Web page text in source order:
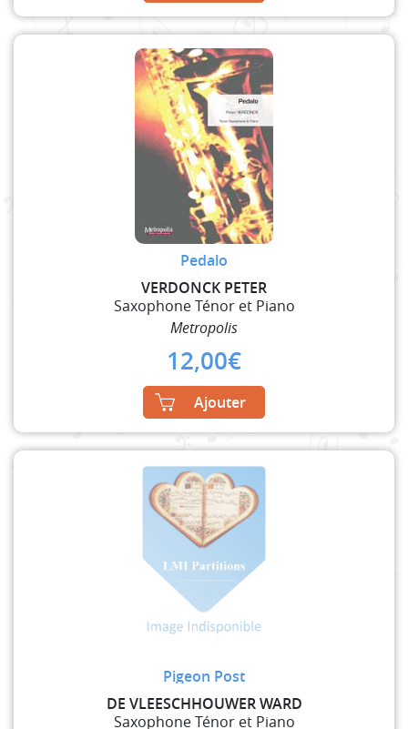
Pedalo
VERDONCK PETER
Saxophone Ténor et Piano
Metropolis
12,00€
Ajouter
Pigeon Post
DE VLEESCHHOUWER WARD
Saxophone Ténor et Piano